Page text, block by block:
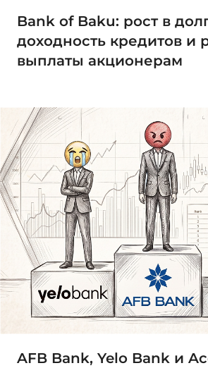
Bank of Baku: рост в
доходность кредитов и
выплаты акционерам
AFB Bank, Yelo Bank и